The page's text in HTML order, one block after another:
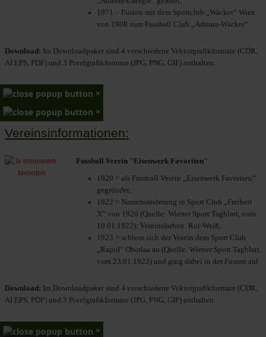
1971 – Fusion mit dem Sportclub „Wacker“ Wien
von 1908 zum Fussball Club „Admira-Wacker“
Download: Im Downloadpaket sind 4 verschiedene Vektorgrafikformate (CDR,
AI EPS, PDF) und 3 Pixelgrafikformate (JPG, PNG, GIF) enthalten.
×
×
Vereinsinformationen:
Fussball Verein "Eisenwerk Favoriten"
1920 = als Fussball Verein „Eisenwerk Favoriten“
gegründet;
1922 = Namensänderung in Sport Club „Freiheit
X“ von 1920 (Quelle: Wiener Sport Tagblatt, vom
10.01.1922); Vereinsfarben: Rot-Weiß;
1923 = schloss sich der Verein dem Sport Club
„Rapid“ Oberlaa an (Quelle: Wiener Sport Tagblatt,
vom 23.01.1923) und ging dabei in der Fusion auf
Download: Im Downloadpaket sind 4 verschiedene Vektorgrafikformate (CDR,
AI EPS, PDF) und 3 Pixelgrafikformate (JPG, PNG, GIF) enthalten.
×